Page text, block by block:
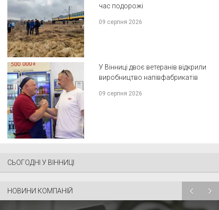
час подорожі
09 серпня 2026
У Вінниці двоє ветеранів відкрили
виробництво напівфабрикатів
09 серпня 2026
СЬОГОДНІ У ВІННИЦІ
НОВИНИ КОМПАНІЙ